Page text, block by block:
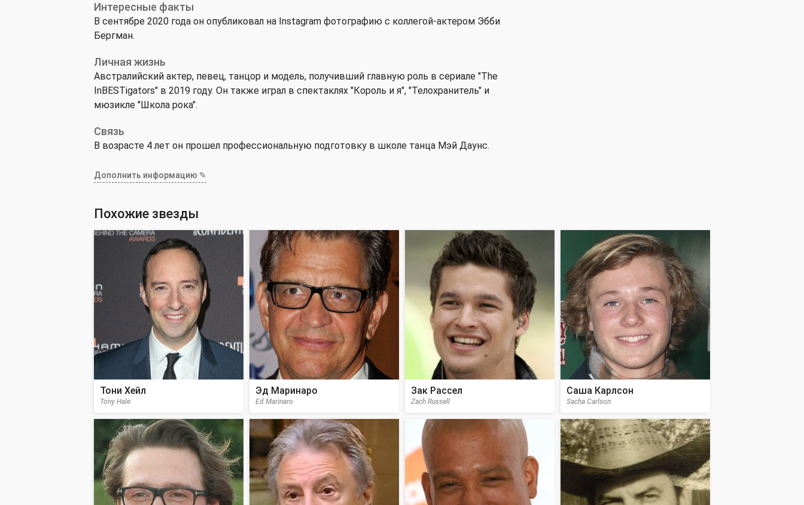
Интересные факты
В сентябре 2020 года он опубликовал на Instagram фотографию с коллегой-актером Эбби
Бергман.
Личная жизнь
Австралийский актер, певец, танцор и модель, получивший главную роль в сериале "The
InBESTigators" в 2019 году. Он также играл в спектаклях "Король и я", "Телохранитель" и
мюзикле "Школа рока".
Связь
В возрасте 4 лет он прошел профессиональную подготовку в школе танца Мэй Даунс.
Дополнить информацию ✎
Похожие звезды
Тони Хейл
Tony Hale
Эд Маринаро
Ed Marinaro
Зак Рассел
Zach Russell
Саша Карлсон
Sacha Carlson